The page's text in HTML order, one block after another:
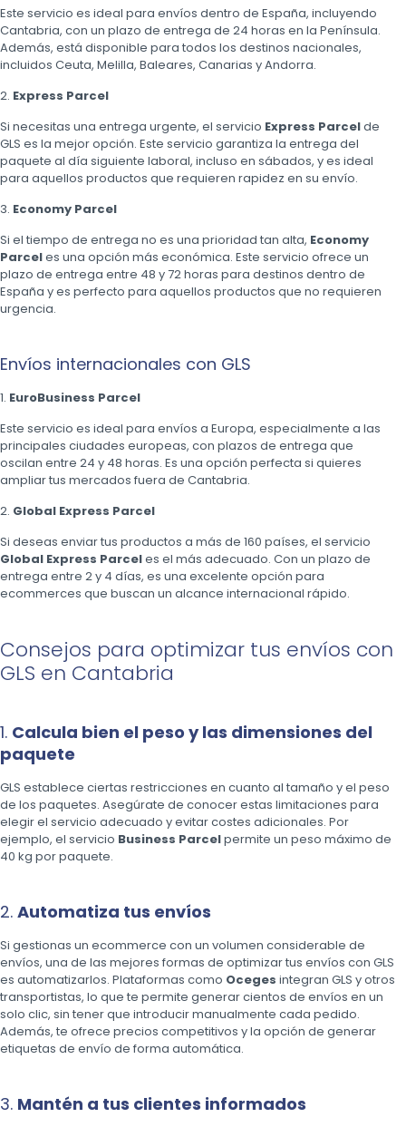
Este servicio es ideal para envíos dentro de España, incluyendo
Cantabria, con un plazo de entrega de 24 horas en la Península.
Además, está disponible para todos los destinos nacionales,
incluidos Ceuta, Melilla, Baleares, Canarias y Andorra.
2. Express Parcel
Si necesitas una entrega urgente, el servicio Express Parcelde
GLS es la mejor opción. Este servicio garantiza la entrega del
paquete al día siguiente laboral, incluso en sábados, y es ideal
para aquellos productos que requieren rapidez en su envío.
3. Economy Parcel
Si el tiempo de entrega no es una prioridad tan alta, Economy
Parceles una opción más económica. Este servicio ofrece un
plazo de entrega entre 48 y 72 horas para destinos dentro de
España y es perfecto para aquellos productos que no requieren
urgencia.
Envíos internacionales con GLS
1. EuroBusiness Parcel
Este servicio es ideal para envíos a Europa, especialmente a las
principales ciudades europeas, con plazos de entrega que
oscilan entre 24 y 48 horas. Es una opción perfecta si quieres
ampliar tus mercados fuera de Cantabria.
2. Global Express Parcel
Si deseas enviar tus productos a más de 160 países, el servicio
Global Express Parceles el más adecuado. Con un plazo de
entrega entre 2 y 4 días, es una excelente opción para
ecommerces que buscan un alcance internacional rápido.
Consejos para optimizar tus envíos con
GLS en Cantabria
1. Calcula bien el peso y las dimensiones del
paquete
GLS establece ciertas restricciones en cuanto al tamaño y el peso
de los paquetes. Asegúrate de conocer estas limitaciones para
elegir el servicio adecuado y evitar costes adicionales. Por
ejemplo, el servicio Business Parcelpermite un peso máximo de
40 kg por paquete.
2. Automatiza tus envíos
Si gestionas un ecommerce con un volumen considerable de
envíos, una de las mejores formas de optimizar tus envíos con GLS
es automatizarlos. Plataformas como Oceges integran GLS y otros
transportistas, lo que te permite generar cientos de envíos en un
solo clic, sin tener que introducir manualmente cada pedido.
Además, te ofrece precios competitivos y la opción de generar
etiquetas de envío de forma automática.
3. Mantén a tus clientes informados